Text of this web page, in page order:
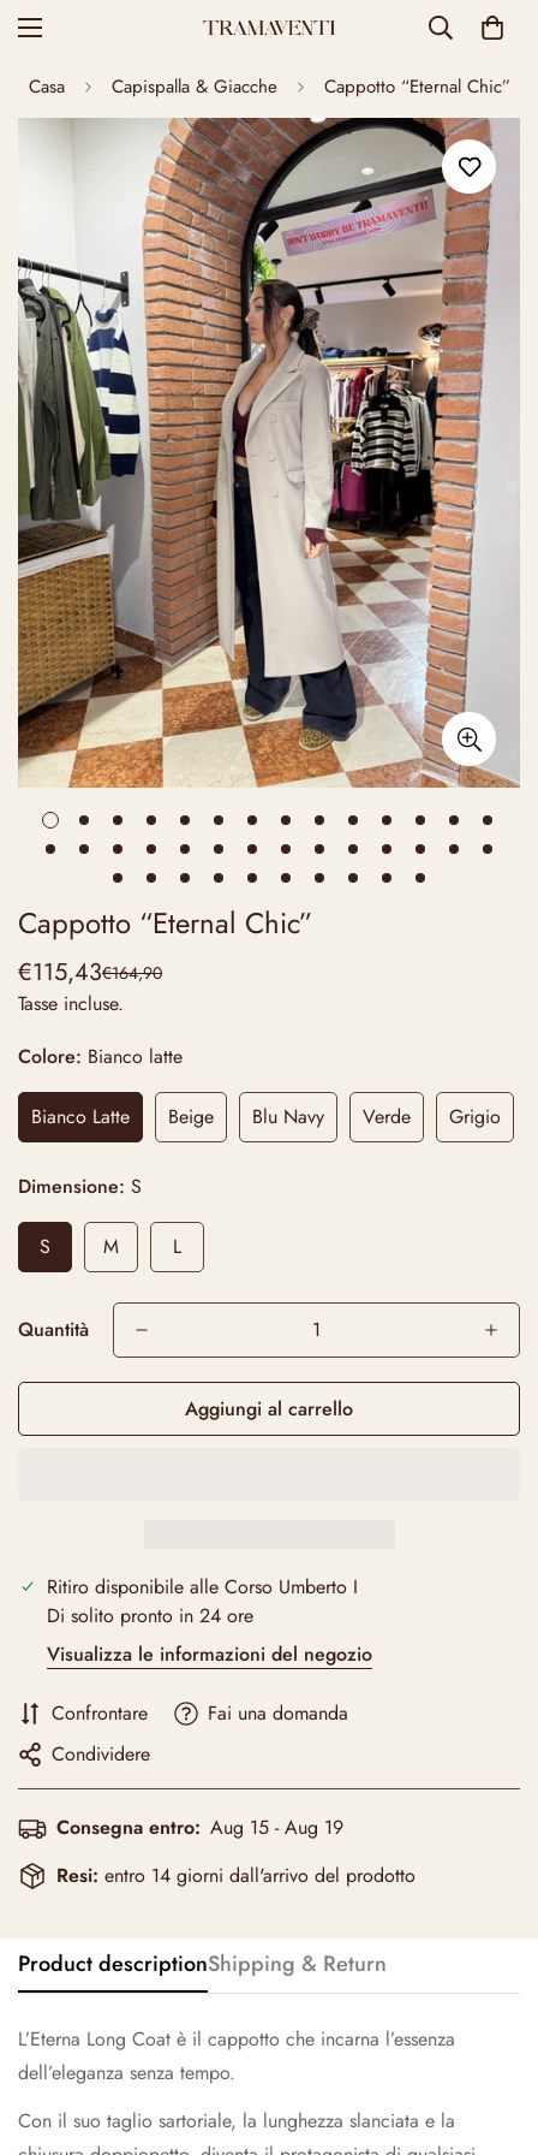
Casa Capispalla & Giacche Cappotto “Eternal Chic”
Cappotto “Eternal Chic”
Prezzo
di
€115,43
Prezzo
regolare
€164,90
Tasse incluse.
Colore: Bianco latte
Bianco Latte Beige Blu Navy Verde Grigio
Dimensione: S
S M L
Quantità
Aggiungi al carrello
Ritiro disponibile alle Corso Umberto I
Di solito pronto in 24 ore
Visualizza le informazioni del negozio
Confrontare
Fai una domanda
Condividere
Consegna entro: Aug 15 - Aug 19
Resi: entro 14 giorni dall'arrivo del prodotto
Product descriptionShipping & Return
L’Eterna Long Coat è il cappotto che incarna l’essenza
dell’eleganza senza tempo.
Con il suo taglio sartoriale, la lunghezza slanciata e la